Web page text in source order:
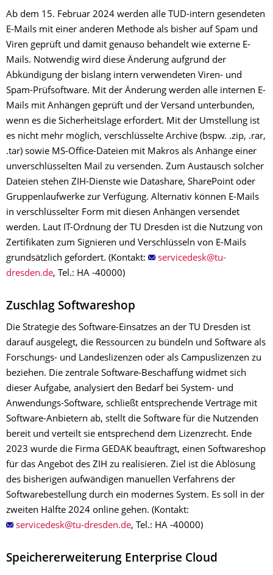
Ab dem 15. Februar 2024 werden alle TUD-intern gesendeten
E-Mails mit einer anderen Methode als bisher auf Spam und
Viren geprüft und damit genauso behandelt wie externe E-
Mails. Notwendig wird diese Änderung aufgrund der
Abkündigung der bislang intern verwendeten Viren- und
Spam-Prüfsoftware. Mit der Änderung werden alle internen E-
Mails mit Anhängen geprüft und der Versand unterbunden,
wenn es die Sicherheitslage erfordert. Mit der Umstellung ist
es nicht mehr möglich, verschlüsselte Archive (bspw. .zip, .rar,
.tar) sowie MS-Office-Dateien mit Makros als Anhänge einer
unverschlüsselten Mail zu versenden. Zum Austausch solcher
Dateien stehen ZIH-Dienste wie Datashare, SharePoint oder
Gruppenlaufwerke zur Verfügung. Alternativ können E-Mails
in verschlüsselter Form mit diesen Anhängen versendet
werden. Laut IT-Ordnung der TU Dresden ist die Nutzung von
Zertifikaten zum Signieren und Verschlüsseln von E-Mails
grundsätzlich gefordert. (Kontakt:
, Tel.: HA -40000)
Zuschlag Softwareshop
Die Strategie des Software-Einsatzes an der TU Dresden ist
darauf ausgelegt, die Ressourcen zu bündeln und Software als
Forschungs- und Landeslizenzen oder als Campuslizenzen zu
beziehen. Die zentrale Software-Beschaffung widmet sich
dieser Aufgabe, analysiert den Bedarf bei System- und
Anwendungs-Software, schließt entsprechende Verträge mit
Software-Anbietern ab, stellt die Software für die Nutzenden
bereit und verteilt sie entsprechend dem Lizenzrecht. Ende
2023 wurde die Firma GEDAK beauftragt, einen Softwareshop
für das Angebot des ZIH zu realisieren. Ziel ist die Ablösung
des bisherigen aufwändigen manuellen Verfahrens der
Softwarebestellung durch ein modernes System. Es soll in der
zweiten Hälfte 2024 online gehen. (Kontakt:
, Tel.: HA -40000)
Speichererweiterung Enterprise Cloud